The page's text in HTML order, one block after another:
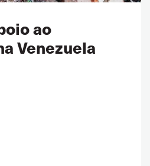
ao
Venezuela